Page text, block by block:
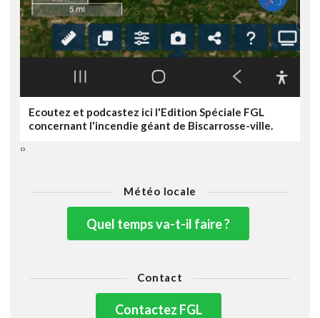
Ecoutez et podcastez ici l'Edition Spéciale FGL
concernant l'incendie géant de Biscarrosse-ville.
‹›
Météo locale
Quel temps va-t-il faire ?
Contact
Contactez FGL